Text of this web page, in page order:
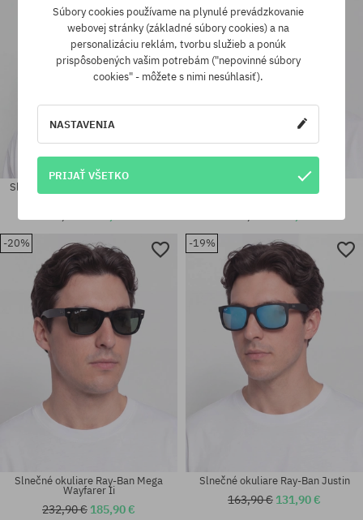
Dostupné veľkosti:
Dostupné veľkosti:
Slnečné okuliare Ray-Ban Original
Wayfarer Classic Clubmaster Classic
-20%
Slnečné okuliare Ray-Ban Mega
Wayfarer Ii
232,90 € 185,90 €
-19%
Slnečné okuliare Ray-Ban Justin
163,90 € 131,90 €
Súbory cookies používame na plynulé prevádzkovanie
webovej stránky (základné súbory cookies) a na
personalizáciu reklám, tvorbu služieb a ponúk
prispôsobených vašim potrebám ("nepovinné súbory
cookies" - môžete s nimi nesúhlasiť).
NASTAVENIA
PRIJAŤ VŠETKO